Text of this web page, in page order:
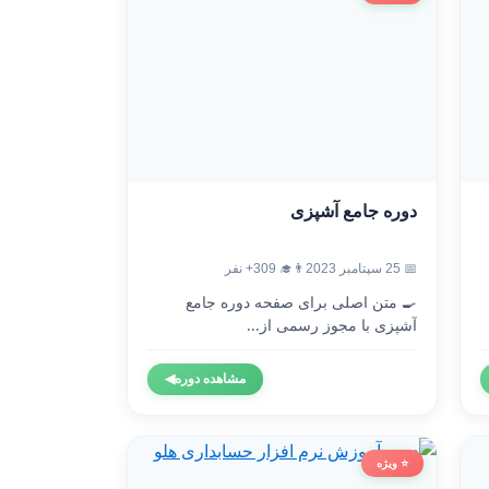
دوره جامع آشپزی
📅 25 سپتامبر 2023 👨‍🎓 309+ نفر
🍳 متن اصلی برای صفحه دوره جامع
آشپزی با مجوز رسمی از...
مشاهده دوره◀
⭐ ویژه